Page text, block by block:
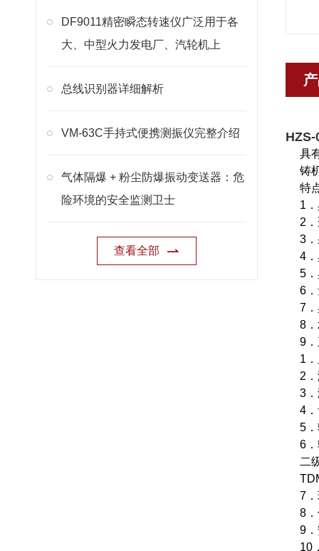
DF9011精密瞬态转速仪广泛用于各
大、中型火力发电厂、汽轮机上
总线识别器详细解析
VM-63C手持式便携测振仪完整介绍
气体隔爆 + 粉尘防爆振动变送器：危
险环境的安全监测卫士
查看全部
HZS-
具
铸
特
1
2
3
4
5
6
7
8
9
1
2
3
4
5
6
二
7
8
9
10